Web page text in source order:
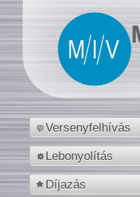
Versenyfelhívás
Lebonyolítás
Díjazás